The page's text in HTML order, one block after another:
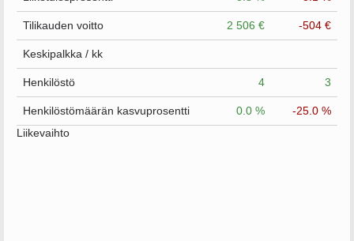
Tilikauden voitto 2 506 € -504 €
Keskipalkka / kk
Henkilöstö 4 3
Henkilöstömäärän kasvuprosentti 0.0 %
-25.0 %
Liikevaihto